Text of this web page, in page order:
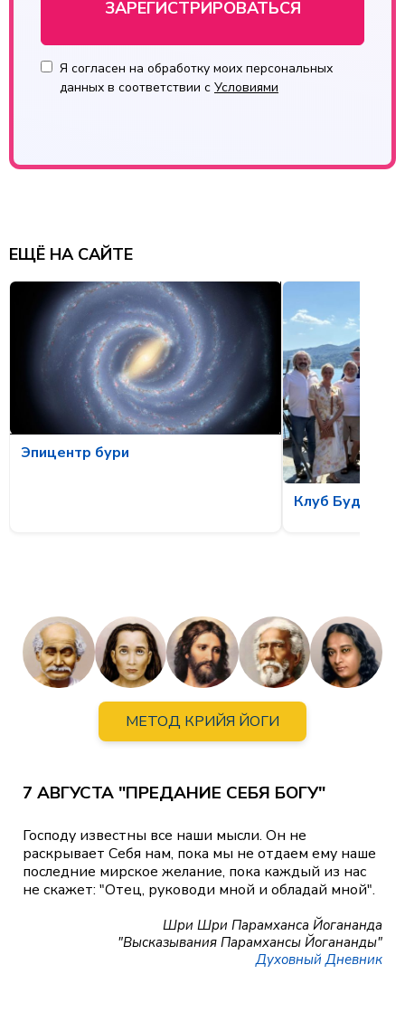
ЗАРЕГИСТРИРОВАТЬСЯ
Я согласен на обработку моих персональных
данных в соответствии с Условиями
ЕЩЁ НА САЙТЕ
Эпицентр бури
Клуб Будущих
МЕТОД КРИЙЯ ЙОГИ
7 АВГУСТА "ПРЕДАНИЕ СЕБЯ БОГУ"
Господу известны все наши мысли. Он не
раскрывает Себя нам, пока мы не отдаем ему наше
последние мирское желание, пока каждый из нас
не скажет: "Отец, руководи мной и обладай мной".
Шри Шри Парамханса Йогананда
"Высказывания Парамхансы Йогананды"
Духовный Дневник